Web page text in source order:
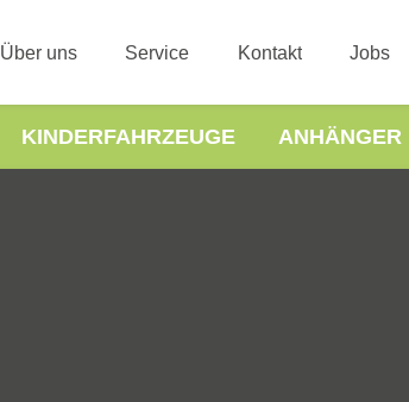
Über uns Service Kontakt Jobs
KINDERFAHRZEUGE ANHÄNGER